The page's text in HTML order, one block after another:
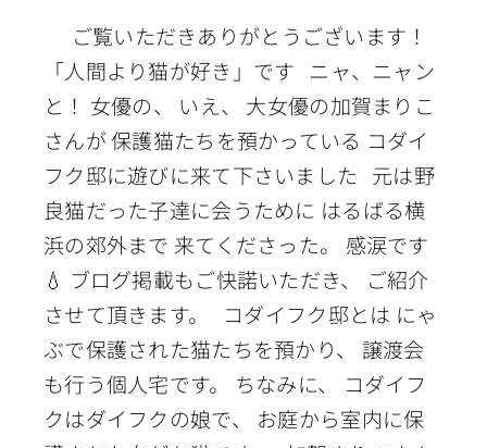
ご覧いただきありがとうございます！
「人間より猫が好き」です ニャ、ニャン
と！ 女優の、 いえ、 大女優の加賀まりこ
さんが 保護猫たちを預かっている コダイ
フク邸に遊びに来て下さいました 元は野
良猫だった子達に会うために はるばる横
浜の郊外まで 来てくださった。 感涙です
💧 ブログ掲載もご快諾いただき、 ご紹介
させて頂きます。 コダイフク邸とは にゃ
ぶで保護された猫たちを預かり、 譲渡会
も行う個人宅です。 ちなみに、 コダイフ
クはダイフクの娘で、 お庭から室内に保